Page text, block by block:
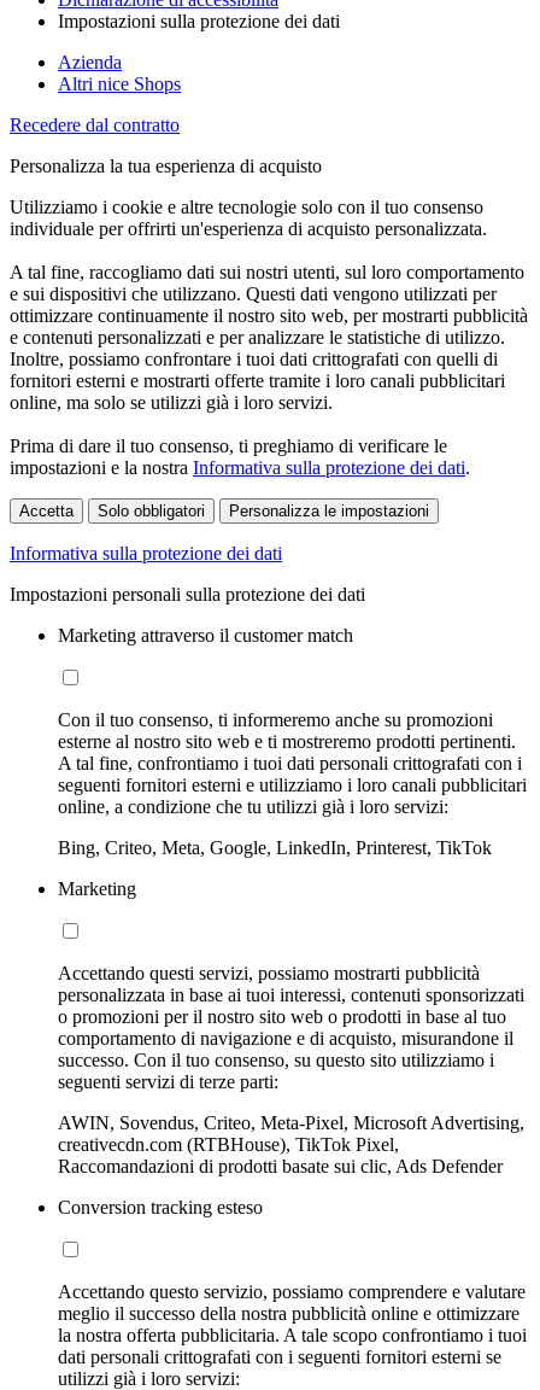
Impostazioni sulla protezione dei dati
Azienda
Altri nice Shops
Recedere dal contratto
Personalizza la tua esperienza di acquisto
Utilizziamo i cookie e altre tecnologie solo con il tuo consenso
individuale per offrirti un'esperienza di acquisto personalizzata.
A tal fine, raccogliamo dati sui nostri utenti, sul loro comportamento
e sui dispositivi che utilizzano. Questi dati vengono utilizzati per
ottimizzare continuamente il nostro sito web, per mostrarti pubblicità
e contenuti personalizzati e per analizzare le statistiche di utilizzo.
Inoltre, possiamo confrontare i tuoi dati crittografati con quelli di
fornitori esterni e mostrarti offerte tramite i loro canali pubblicitari
online, ma solo se utilizzi già i loro servizi.
Prima di dare il tuo consenso, ti preghiamo di verificare le
impostazioni e la nostra Informativa sulla protezione dei dati.
Accetta Solo obbligatori Personalizza le impostazioni
Informativa sulla protezione dei dati
Impostazioni personali sulla protezione dei dati
Marketing attraverso il customer match
Con il tuo consenso, ti informeremo anche su promozioni
esterne al nostro sito web e ti mostreremo prodotti pertinenti.
A tal fine, confrontiamo i tuoi dati personali crittografati con i
seguenti fornitori esterni e utilizziamo i loro canali pubblicitari
online, a condizione che tu utilizzi già i loro servizi:
Bing, Criteo, Meta, Google, LinkedIn, Printerest, TikTok
Marketing
Accettando questi servizi, possiamo mostrarti pubblicità
personalizzata in base ai tuoi interessi, contenuti sponsorizzati
o promozioni per il nostro sito web o prodotti in base al tuo
comportamento di navigazione e di acquisto, misurandone il
successo. Con il tuo consenso, su questo sito utilizziamo i
seguenti servizi di terze parti:
AWIN, Sovendus, Criteo, Meta-Pixel, Microsoft Advertising,
creativecdn.com (RTBHouse), TikTok Pixel,
Raccomandazioni di prodotti basate sui clic, Ads Defender
Conversion tracking esteso
Accettando questo servizio, possiamo comprendere e valutare
meglio il successo della nostra pubblicità online e ottimizzare
la nostra offerta pubblicitaria. A tale scopo confrontiamo i tuoi
dati personali crittografati con i seguenti fornitori esterni se
utilizzi già i loro servizi: